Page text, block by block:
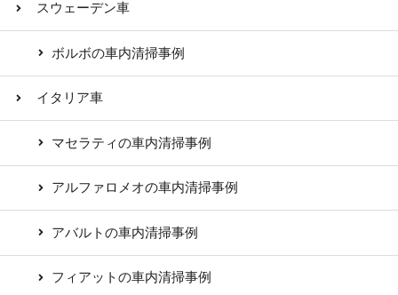
スウェーデン車
ボルボの車内清掃事例
イタリア車
マセラティの車内清掃事例
アルファロメオの車内清掃事例
アバルトの車内清掃事例
フィアットの車内清掃事例